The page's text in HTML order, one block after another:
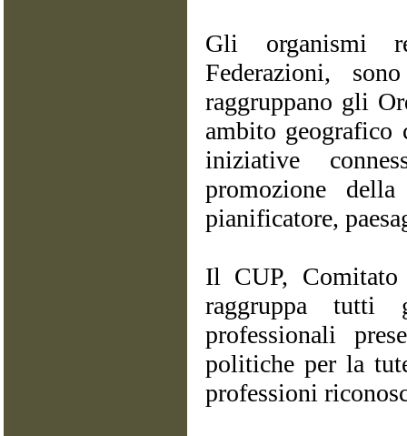
Gli organismi
Federazioni,
raggruppano gli
ambito geografico
iniziative
promozione
pianificatore,
Il CUP, Comitato
raggruppa
professionali
politiche per la
professioni